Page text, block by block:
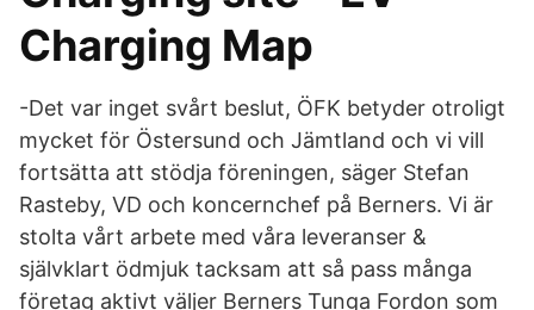
Charging Map
-Det var inget svårt beslut, ÖFK betyder otroligt
mycket för Östersund och Jämtland och vi vill
fortsätta att stödja föreningen, säger Stefan
Rasteby, VD och koncernchef på Berners. Vi är
stolta vårt arbete med våra leveranser &
självklart ödmjuk tacksam att så pass många
företag aktivt väljer Berners Tunga Fordon som